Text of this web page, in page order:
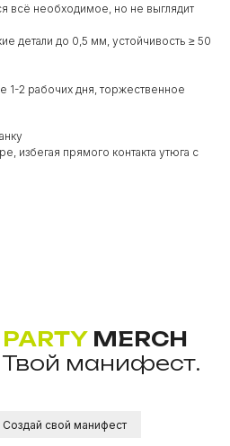
всё необходимое, но не выглядит
детали до 0,5 мм, устойчивость ≥ 50
1-2 рабочих дня, торжественное
избегая прямого контакта утюга с
MERCH
Твой манифест.
Создай свой манифест